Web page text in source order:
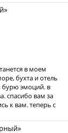
в моем
бухта и отель
бурю эмоций. в
спасибо вам за
к вам. теперь с